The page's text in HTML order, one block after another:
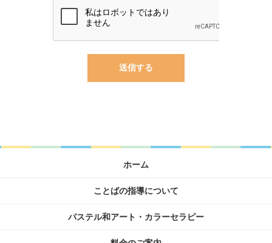
ホーム
ことばの指導について
パステル和アート・カラーセラピー